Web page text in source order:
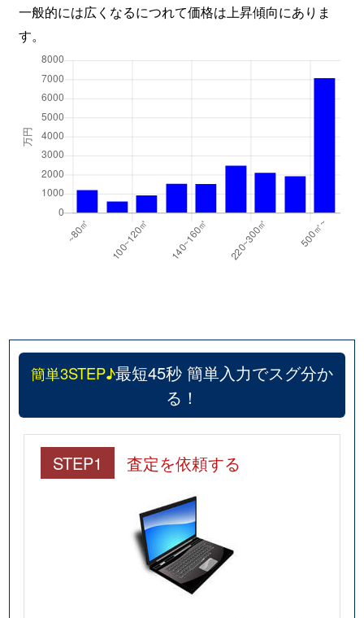
一般的には広くなるにつれて価格は上昇傾向にありま
す。
簡単3STEP♪最短45秒 簡単入力でスグ分か
る！
STEP1 査定を依頼する